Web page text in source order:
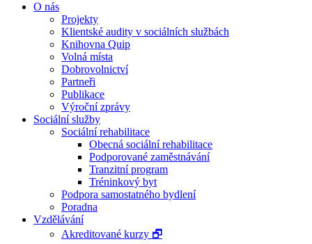
O nás
Projekty
Klientské audity v sociálních službách
Knihovna Quip
Volná místa
Dobrovolnictví
Partneři
Publikace
Výroční zprávy
Sociální služby
Sociální rehabilitace
Obecná sociální rehabilitace
Podporované zaměstnávání
Tranzitní program
Tréninkový byt
Podpora samostatného bydlení
Poradna
Vzdělávání
Akreditované kurzy 🗗